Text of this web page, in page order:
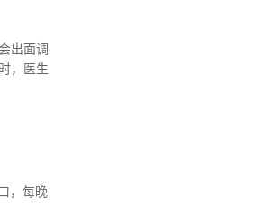
出面调
，医生
，每晚